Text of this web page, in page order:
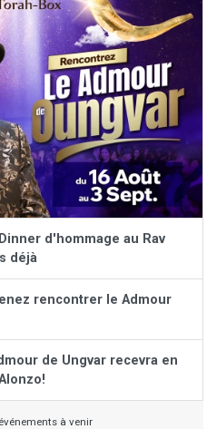
Dinner d'hommage au Rav
déjà
rencontrer le Admour
de Ungvar recevra en
à venir